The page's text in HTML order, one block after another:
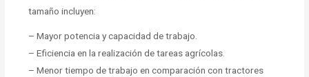
tamaño incluyen:
– Mayor potencia y capacidad de trabajo.
– Eficiencia en la realización de tareas agrícolas.
– Menor tiempo de trabajo en comparación con tractores